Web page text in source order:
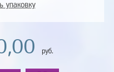
упаковку
руб.